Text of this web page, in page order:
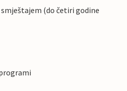
(do četiri godine